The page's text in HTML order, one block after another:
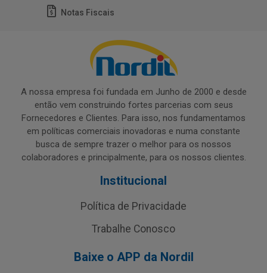
Notas Fiscais
A nossa empresa foi fundada em Junho de 2000 e desde
então vem construindo fortes parcerias com seus
Fornecedores e Clientes. Para isso, nos fundamentamos
em políticas comerciais inovadoras e numa constante
busca de sempre trazer o melhor para os nossos
colaboradores e principalmente, para os nossos clientes.
Institucional
Política de Privacidade
Trabalhe Conosco
Baixe o APP da Nordil